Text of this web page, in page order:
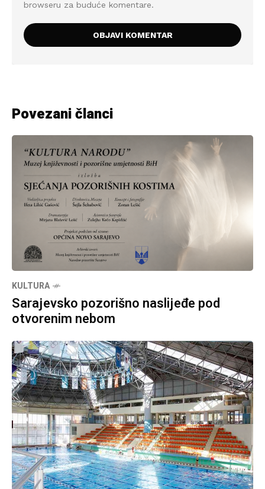
browseru za buduće komentare.
Povezani članci
KULTURA
Sarajevsko pozorišno naslijeđe pod
otvorenim nebom